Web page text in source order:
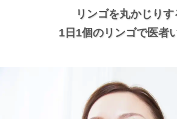
リンゴを丸かじりす
1日1個のリンゴで医者